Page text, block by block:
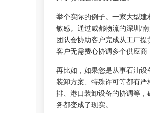
举个实际的例子。一家大型
敏感。通过威都物流的深圳/
团队会协助客户完成从工厂
客户无需费心协调多个供应商
再比如，如果您是从事石油
装卸方案、特殊许可等都有
排、港口装卸设备的协调等
务都变成了现实。